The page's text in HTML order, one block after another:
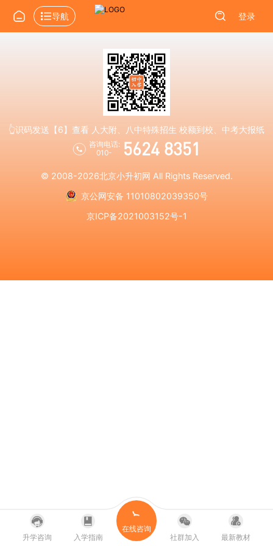
导航 登录
👆识码发送【6】查看 人大附、八中特殊招生 校额到校、中考大报纸
咨询电话:
010-
5624 8351
© 2008-2026北京小升初网 All Rights Reserved.
京公网安备 11010802039350号
京ICP备2021003152号-1
升学咨询 入学指南
在线咨询
社群加入
最新教材